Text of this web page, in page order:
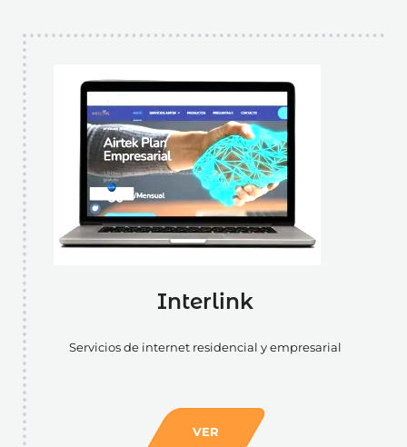
Interlink
Servicios de internet residencial y empresarial
VER